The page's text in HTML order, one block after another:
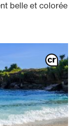
belle et colorée